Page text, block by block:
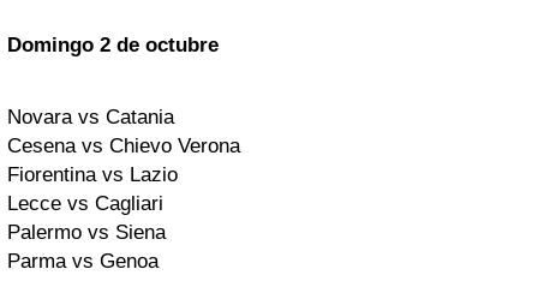
Domingo 2 de octubre
Novara vs Catania
Cesena vs Chievo Verona
Fiorentina vs Lazio
Lecce vs Cagliari
Palermo vs Siena
Parma vs Genoa